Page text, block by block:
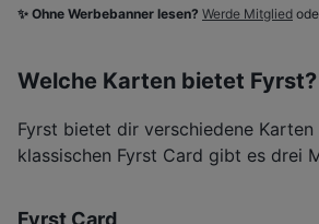
✨ Ohne Werbebanner lesen? Werde Mitglied
Welche Karten bietet Fyrst?
Fyrst bietet dir verschiedene Karten
klassischen Fyrst Card gibt es drei
Fyrst Card